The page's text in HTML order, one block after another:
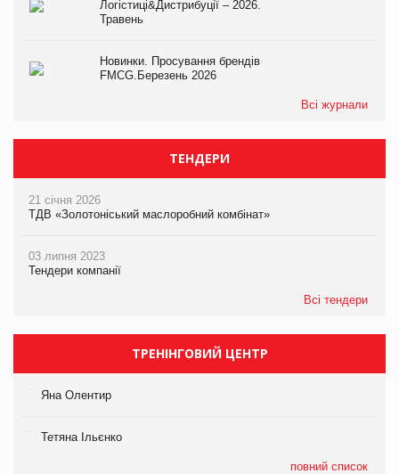
Логістиці&Дистрибуції – 2026.
Травень
Новинки. Просування брендів
FMCG.Березень 2026
Всі журнали
ТЕНДЕРИ
21 січня 2026
ТДВ «Золотоніський маслоробний комбінат»
03 липня 2023
Тендери компанії
Всі тендери
ТРЕНІНГОВИЙ ЦЕНТР
Яна Олентир
Тетяна Ільєнко
повний список